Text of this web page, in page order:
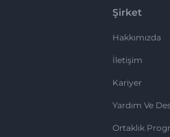
Şirket
Hakkımızda
İletişim
Kariyer
Yardım Ve
Ortaklık